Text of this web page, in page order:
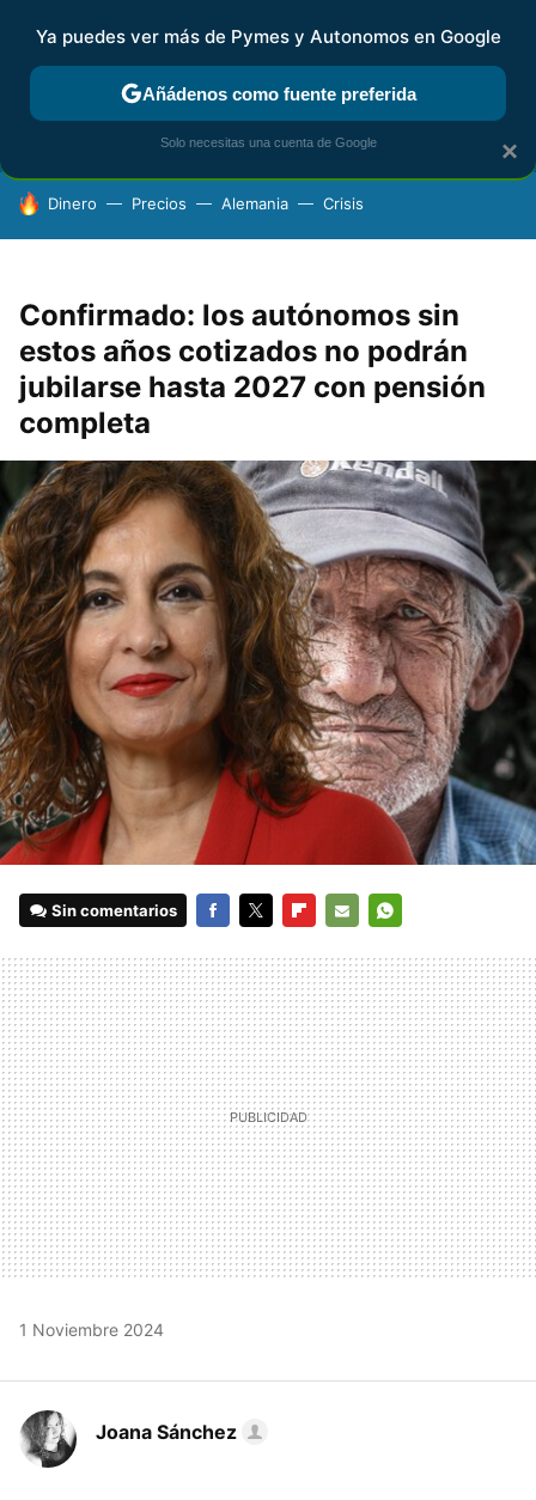
FISCALIDAD Y CONTABILIDAD KIT DIGITAL RENTA
HOY SE HABLA DE
Dinero Precios Alemania Crisis
Confirmado: los autónomos sin
estos años cotizados no podrán
jubilarse hasta 2027 con pensión
completa
Sin comentarios
MAIL
1 Noviembre 2024
Joana Sánchez
×
Ya puedes ver más de Pymes y Autonomos en Google
Añádenos como fuente preferida
Solo necesitas una cuenta de Google